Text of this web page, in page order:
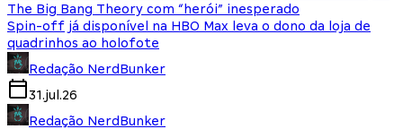
The Big Bang Theory com “herói” inesperado
Spin-off já disponível na HBO Max leva o dono da loja de
quadrinhos ao holofote
Redação NerdBunker
31.jul.26
Redação NerdBunker